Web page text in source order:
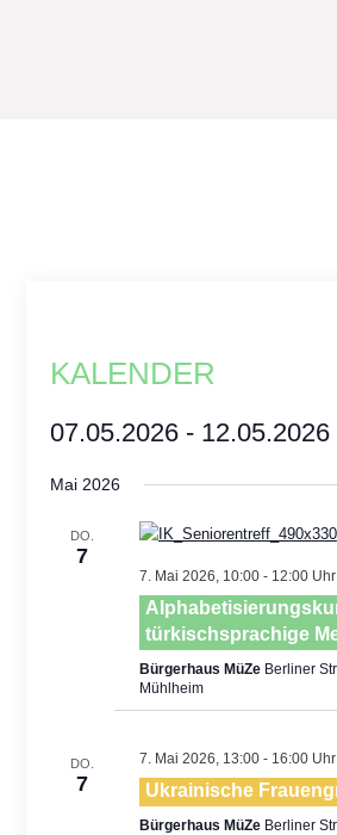
KALENDER
07.05.2026 - 12.05.2026
date.
Mai 2026
DO.
7
7. Mai 2026, 10:00- 12:00
türkischsprachige
Bürgerhaus MüZe Berliner
Mühlheim
DO.
7
7. Mai 2026, 13:00- 16:00
Ukrainische
Bürgerhaus MüZe Berliner